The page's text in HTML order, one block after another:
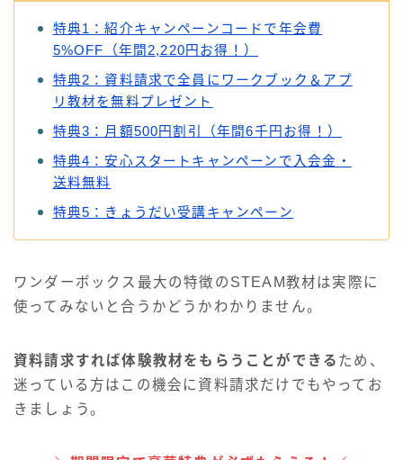
特典1：紹介キャンペーンコードで年会費
5%OFF（年間2,220円お得！）
特典2：資料請求で全員にワークブック＆アプ
リ教材を無料プレゼント
特典3：月額500円割引（年間6千円お得！）
特典4：安心スタートキャンペーンで入会金・
送料無料
特典5：きょうだい受講キャンペーン
ワンダーボックス最大の特徴のSTEAM教材は実際に
使ってみないと合うかどうかわかりません。
資料請求すれば体験教材をもらうことができる ため、
迷っている方はこの機会に資料請求だけでもやってお
きましょう。